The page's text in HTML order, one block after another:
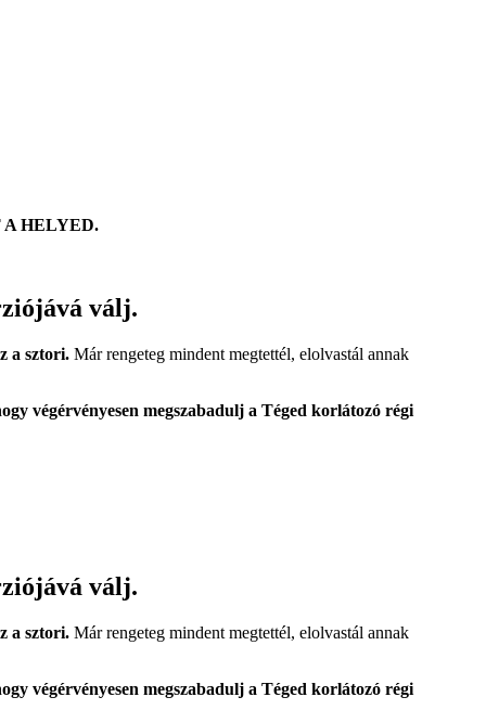
HELYED.
válj.
a sztori. Már rengeteg mindent megtettél, elolvastál annak
végérvényesen megszabadulj a Téged korlátozó régi
válj.
a sztori. Már rengeteg mindent megtettél, elolvastál annak
végérvényesen megszabadulj a Téged korlátozó régi